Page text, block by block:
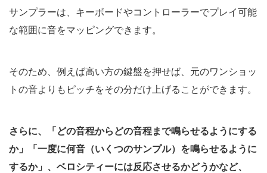
サンプラーは、キーボードやコントローラーでプレイ可能
な範囲に音をマッピングできます。
そのため、例えば高い方の鍵盤を押せば、元のワンショッ
トの音よりもピッチをその分だけ上げることができます。
さらに、「どの音程からどの音程まで鳴らせるようにする
か」「一度に何音（いくつのサンプル）を鳴らせるように
するか」、ベロシティーには反応させるかどうかなど、